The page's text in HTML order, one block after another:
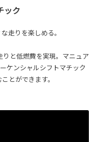
ック
走りを楽しめる。
と低燃費を実現。マニュア
ケンシャルシフトマチック
とができます。